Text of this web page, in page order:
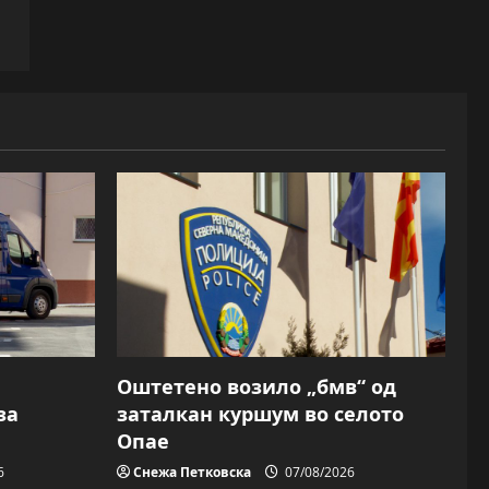
Оштетено возило „бмв“ од
заталкан куршум во селото
Опае
Снежа Петковска 07/08/2026